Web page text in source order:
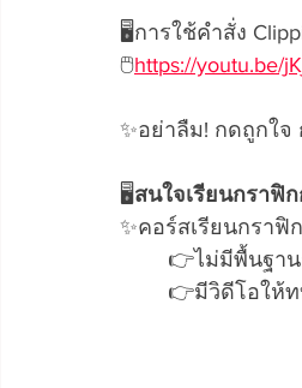
🖥️การใช้คำสั่ง
🖱️https://youtu.be/
✨อย่าลืม! กดถูกใ
🖥️สนใจเรียนกราฟิ
✨คอร์สเรียนกรา
👉ไม่มีพื้นฐา
👉มีวิดีโอให้